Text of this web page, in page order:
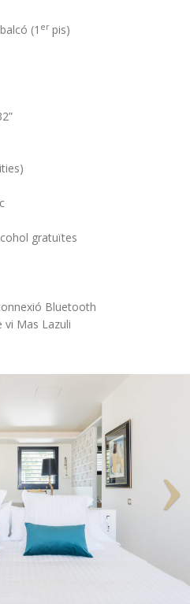
(1 erpis)
gratuïtes
Bluetooth
vi Mas Lazuli